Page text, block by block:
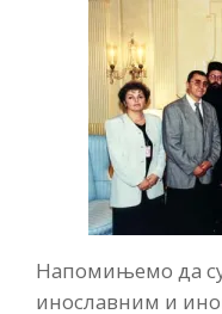
Напомињемо да
инославним и